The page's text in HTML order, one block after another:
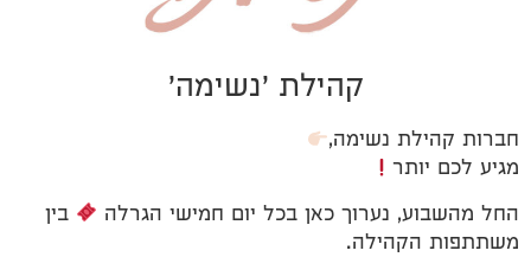
קהילת 'נשימה'
חברות קהילת נשימה,
מגיע לכם יותר
החל מהשבוע, נערוך כאן בכל יום חמישי הגרלה
בין
משתתפות הקהילה.